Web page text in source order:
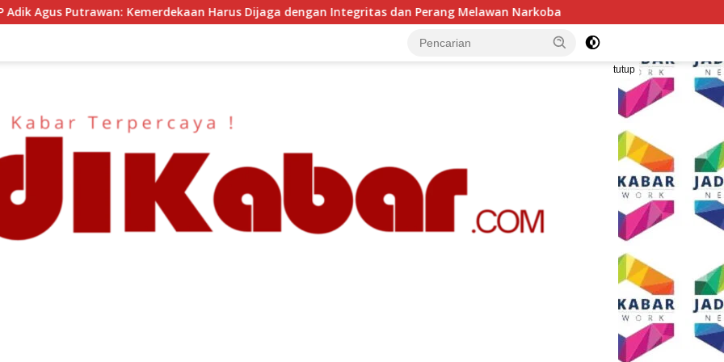
Dijaga dengan Integritas dan Perang Melawan Narkoba Tiga BUMD Air Minum Malang Raya Perkuat Kolaborasi,
tutup